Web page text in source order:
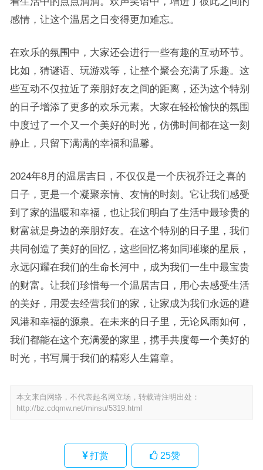
感情，让这个温居之日变得更加难忘。
在欢乐的氛围中，大家还会进行一些有趣的互动环节。
比如，猜谜语、玩游戏等，让整个聚会充满了乐趣。这
些互动不仅拉近了亲朋好友之间的距离，还为这个特别
的日子增添了更多的欢乐元素。大家在轻松愉快的氛围
中度过了一个又一个美好的时光，仿佛时间都在这一刻
静止，只留下满满的幸福和温馨。
2024年8月的温居吉日，不仅仅是一个庆祝乔迁之喜的
日子，更是一个凝聚亲情、友情的时刻。它让我们感受
到了家的温暖和幸福，也让我们明白了生活中最珍贵的
财富就是身边的亲朋好友。在这个特别的日子里，我们
共同创造了美好的回忆，这些回忆将如同璀璨的星辰，
永远闪耀在我们的生命长河中，成为我们一生中最宝贵
的财富。让我们珍惜每一个温居吉日，用心去感受生活
的美好，用爱去经营我们的家，让家成为我们永远的避
风港和幸福的源泉。在未来的日子里，无论风雨如何，
我们都能在这个充满爱的家里，携手共度每一个美好的
时光，书写属于我们的精彩人生篇章。
本文来自网络，不代表起名网立场，转载请注明出处：
http://bz.cdqmw.net/minsu/5319.html
打赏 25赞